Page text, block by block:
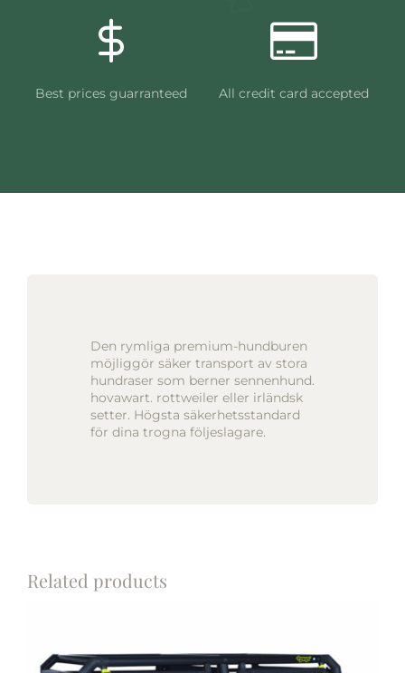
Best prices guarranteed All credit card accepted
Den rymliga premium-hundburen
möjliggör säker transport av stora
hundraser som berner sennenhund.
hovawart. rottweiler eller irländsk
setter. Högsta säkerhetsstandard
för dina trogna följeslagare.
Related products